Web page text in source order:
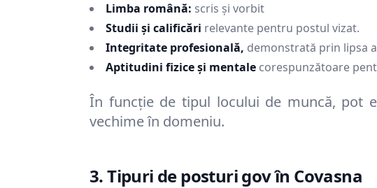
Limba română: scris și vorbit
Studii și calificări relevante pentru postul vizat.
Integritate profesională, demonstrată prin lipsa
Aptitudini fizice și mentale corespunzătoare
În funcție de tipul locului de muncă, pot
vechime în domeniu.
3. Tipuri de posturi gov în Covasna